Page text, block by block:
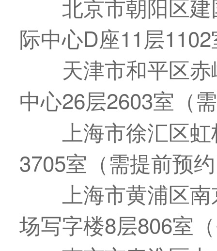
北京市朝阳区
际中心D座11层
天津市和平区
中心26层2603室（
上海市徐汇区
3705室（需提前预
上海市黄浦区
场写字楼8层806室